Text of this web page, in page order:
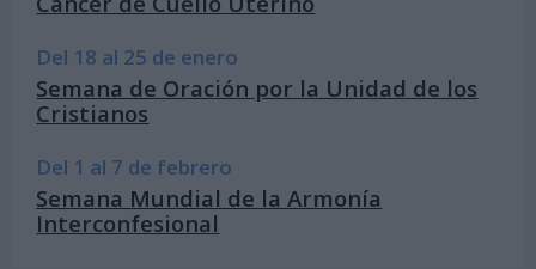
Del 18 al 25 de enero
Semana de Oración por la Unidad de los
Cristianos
Del 1 al 7 de febrero
Semana Mundial de la Armonía
Interconfesional